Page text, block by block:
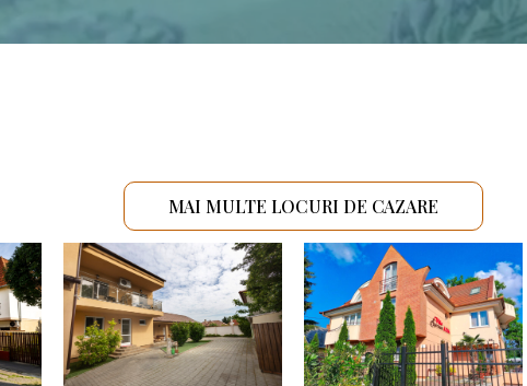
MAI MULTE LOCURI DE CAZARE